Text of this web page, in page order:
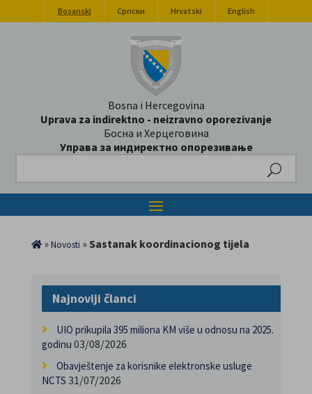
Bosanski Српски Hrvatski English
Bosna i Hercegovina
Uprava za indirektno - neizravno oporezivanje
Босна и Херцеговина
Управа за индиректно опорезивање
»Novosti » Sastanak koordinacionog tijela
Najnoviji članci
UIO prikupila 395 miliona KM više u odnosu na 2025.
godinu 03/08/2026
Obavještenje za korisnike elektronske usluge
NCTS 31/07/2026